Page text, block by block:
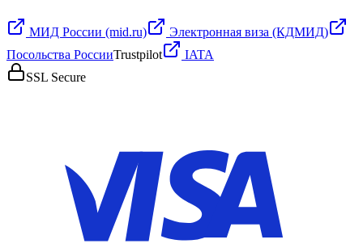
МИД России (mid.ru)
Электронная виза (КДМИД)
Посольства РоссииTrustpilot
IATA
SSL Secure